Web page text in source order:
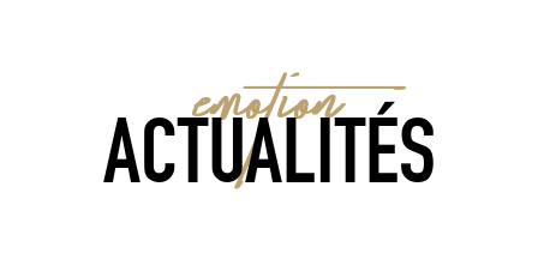
EMOTION
ACTUALITÉS